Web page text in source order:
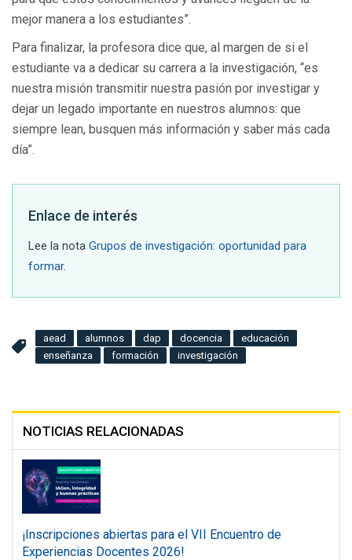
mejor manera a los estudiantes”.
Para finalizar, la profesora dice que, al margen de si el
estudiante va a dedicar su carrera a la investigación, “es
nuestra misión transmitir nuestra pasión por investigar y
dejar un legado importante en nuestros alumnos: que
siempre lean, busquen más información y saber más cada
día”.
Enlace de interés
Lee la nota Grupos de investigación: oportunidad para
formar.
aead alumnos dap docencia
educación
enseñanza
formación investigación
NOTICIAS RELACIONADAS
¡Inscripciones abiertas para el VII Encuentro de
Experiencias Docentes 2026!